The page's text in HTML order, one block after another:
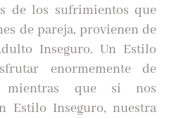
de los sufrimientos que
de pareja, provienen de
Inseguro. Un Estilo
enormemente de
mientras que si nos
Estilo Inseguro, nuestra